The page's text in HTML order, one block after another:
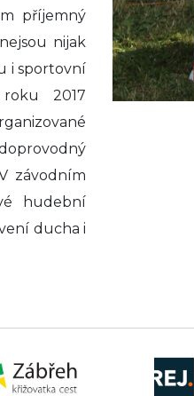
příjemný
nijak
i sportovní
2017
závodním
hudební
ducha i